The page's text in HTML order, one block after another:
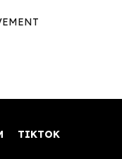
TIKTOK